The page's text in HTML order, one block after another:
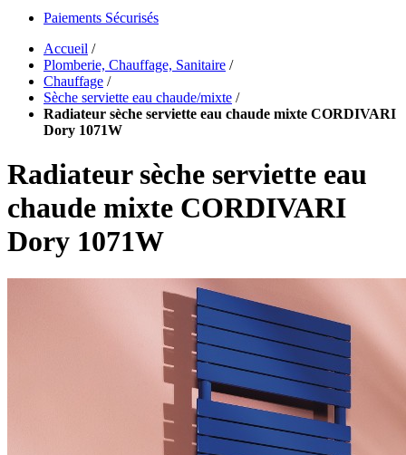
Paiements Sécurisés
Accueil /
Plomberie, Chauffage, Sanitaire /
Chauffage /
Sèche serviette eau chaude/mixte /
Radiateur sèche serviette eau chaude mixte CORDIVARI
Dory 1071W
Radiateur sèche serviette eau
chaude mixte CORDIVARI
Dory 1071W